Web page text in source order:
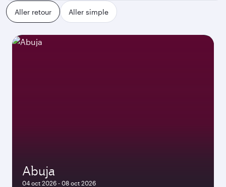
Aller retour Aller simple
Abuja
04 oct 2026 - 08 oct 2026